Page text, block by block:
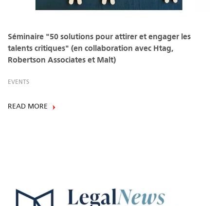
Séminaire "50 solutions pour attirer et engager les
talents critiques" (en collaboration avec Htag,
Robertson Associates et Malt)
EVENTS
READ MORE